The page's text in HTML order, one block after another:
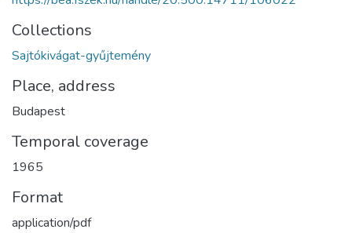
Collections
Sajtókivágat-gyűjtemény
Place, address
Budapest
Temporal coverage
1965
Format
application/pdf